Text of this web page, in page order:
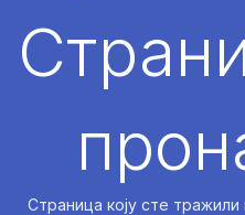
SR
Страница коју сте